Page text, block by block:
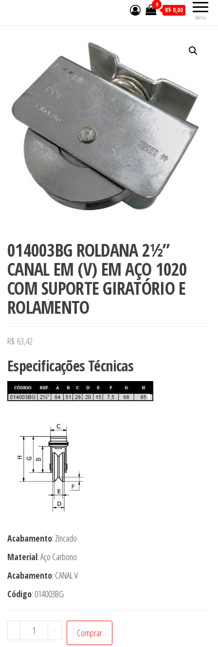
Menu
0
R$ 0,00
014003BG ROLDANA 2½”
CANAL EM (V) EM AÇO 1020
COM SUPORTE GIRATÓRIO E
ROLAMENTO
R$ 63,42
Especificações Técnicas
Acabamento: Zincado
Material: Aço Carbono
Acabamento: CANAL V
Código: 014003BG
-
014003BG
ROLDANA
+ Comprar